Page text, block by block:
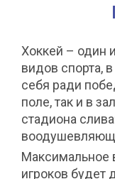
Хоккей – один
видов спорта,
себя ради
поле, так и в
стадиона
Максимальное
игроков будет